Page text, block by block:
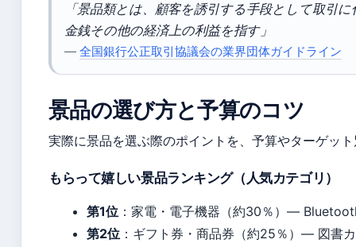
「景品類とは、顧客を誘引する手段として取引
金銭その他の経済上の利益を指す」
— 全国銀行公正取引協議会の業界団体ガイドライン
景品の選び方と予算のコツ
実際に景品を選ぶ際のポイントを、予算やターゲッ
もらって嬉しい景品ランキング（人気カテゴリ）
第1位 ：家電・電子機器（約30％）—
第2位 ：ギフト券・商品券（約25％）— 図書